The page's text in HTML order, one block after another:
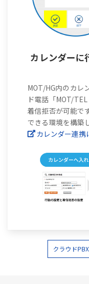
カレンダーに
MOT/HG内のカレ
ド電話「MOT/
着信拒否が可能で
できる環境を構築
カレンダー連携
クラウド